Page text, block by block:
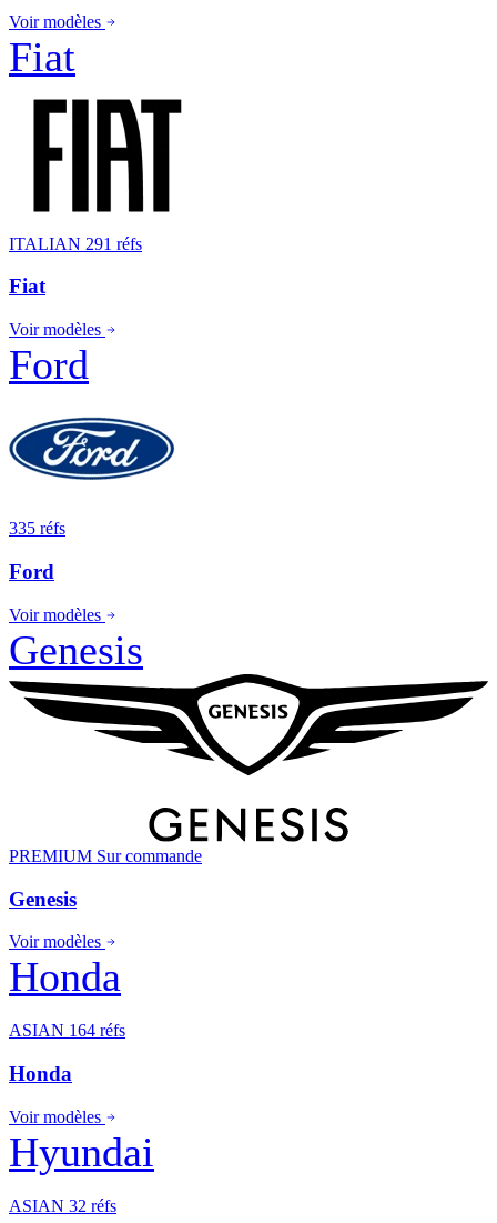
Voir modèles
Fiat
ITALIAN 291 réfs
Fiat
Voir modèles
Ford
335 réfs
Ford
Voir modèles
Genesis
PREMIUM Sur commande
Genesis
Voir modèles
Honda
ASIAN 164 réfs
Honda
Voir modèles
Hyundai
ASIAN 32 réfs